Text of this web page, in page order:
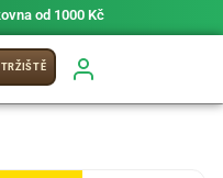
od 1000 Kč
TRŽIŠTĚ